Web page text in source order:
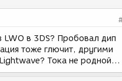
LWO в 3DS? Пробовал дип
тоже глючит, другими
Тока не родной...